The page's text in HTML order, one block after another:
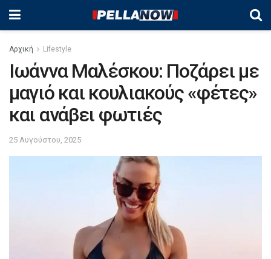
Αρχική Lifestyle
Ιωάννα Μαλέσκου: Ποζάρει με
μαγιό και κουλιακούς «φέτες»
και ανάβει φωτιές
25 Αυγούστου, 2025